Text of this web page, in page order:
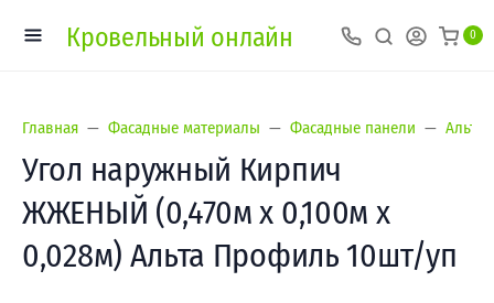
Кровельный онлайн 0
Главная Фасадные материалы Фасадные панели
Угол наружный Кирпич
ЖЖЕНЫЙ (0,470м х 0,100м х
0,028м) Альта Профиль 10шт/уп